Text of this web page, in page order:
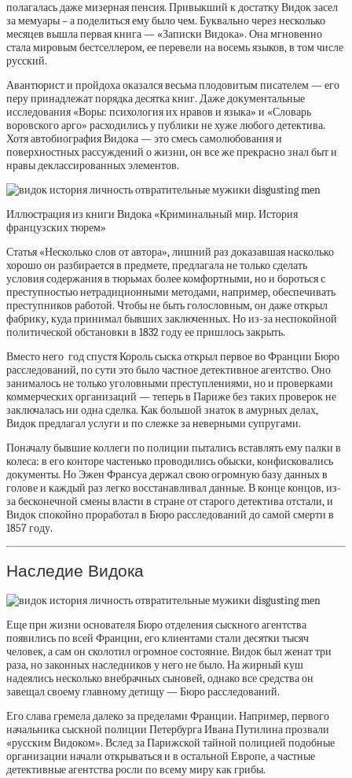
полагалась даже мизерная пенсия. Привыкший к достатку Видок засел
за мемуары – а поделиться ему было чем. Буквально через несколько
месяцев вышла первая книга — «Записки Видока». Она мгновенно
стала мировым бестселлером, ее перевели на восемь языков, в том числе
русский.
Авантюрист и пройдоха оказался весьма плодовитым писателем — его
перу принадлежат порядка десятка книг. Даже документальные
исследования «Воры: психология их нравов и языка» и «Словарь
воровского арго» расходились у публики не хуже любого детектива.
Хотя автобиография Видока — это смесь самолюбования и
поверхностных рассуждений о жизни, он все же прекрасно знал быт и
нравы деклассированных элементов.
Иллюстрация из книги Видока «Криминальный мир. История
французских тюрем»
Статья «Несколько слов от автора», лишний раз доказавшая насколько
хорошо он разбирается в предмете, предлагала не только сделать
условия содержания в тюрьмах более комфортными, но и бороться с
преступностью нетрадиционными методами, например, обеспечивать
преступников работой. Чтобы не быть голословным, он даже открыл
фабрику, куда принимал бывших заключенных. Но из-за неспокойной
политической обстановки в 1832 году ее пришлось закрыть.
Вместо него год спустя Король сыска открыл первое во Франции Бюро
расследований, по сути это было частное детективное агентство. Оно
занималось не только уголовными преступлениями, но и проверками
коммерческих организаций — теперь в Париже без таких проверок не
заключалась ни одна сделка. Как большой знаток в амурных делах,
Видок предлагал услуги и по слежке за неверными супругами.
Поначалу бывшие коллеги по полиции пытались вставлять ему палки в
колеса: в его конторе частенько проводились обыски, конфисковались
документы. Но Эжен Франсуа держал свою огромную базу данных в
голове и каждый раз легко восстанавливал данные. В конце концов, из-
за бесконечной смены власти в стране от старого детектива отстали, и
Видок спокойно проработал в Бюро расследований до самой смерти в
1857 году.
Наследие Видока
Еще при жизни основателя Бюро отделения сыскного агентства
появились по всей Франции, его клиентами стали десятки тысяч
человек, а сам он сколотил огромное состояние. Видок был женат три
раза, но законных наследников у него не было. На жирный куш
надеялись несколько внебрачных сыновей, однако все средства он
завещал своему главному детищу — Бюро расследований.
Его слава гремела далеко за пределами Франции. Например, первого
начальника сыскной полиции ПетербургаИвана Путилинапрозвали
«русским Видоком». Вслед за Парижской тайной полицией подобные
организации начали открываться и в остальной Европе, а частные
детективные агентства росли по всему миру как грибы.